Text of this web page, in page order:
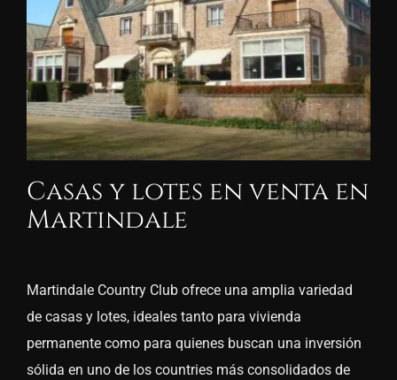
Casas y lotes en venta en
Martindale
Martindale Country Club ofrece una amplia variedad
de casas y lotes, ideales tanto para vivienda
permanente como para quienes buscan una inversión
sólida en uno de los countries más consolidados de